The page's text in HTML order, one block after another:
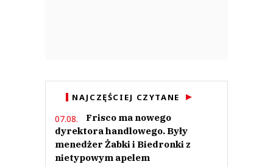
NAJCZĘŚCIEJ CZYTANE
07.08.
Frisco ma nowego
dyrektora handlowego. Były
menedżer Żabki i Biedronki z
nietypowym apelem